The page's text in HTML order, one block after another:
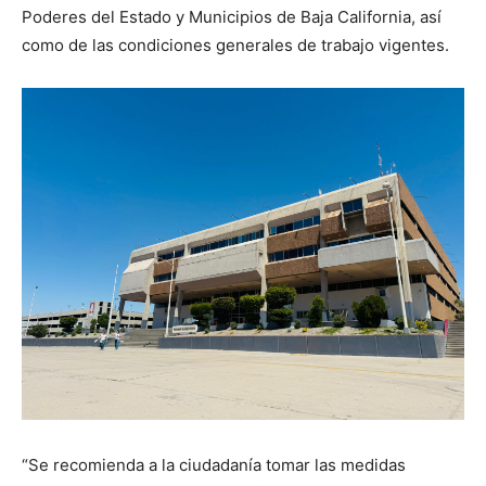
Poderes del Estado y Municipios de Baja California, así
como de las condiciones generales de trabajo vigentes.
“Se recomienda a la ciudadanía tomar las medidas